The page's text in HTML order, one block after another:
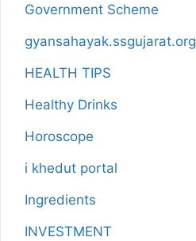
Government Scheme
gyansahayak.ssgujarat.org
HEALTH TIPS
Healthy Drinks
Horoscope
i khedut portal
Ingredients
INVESTMENT